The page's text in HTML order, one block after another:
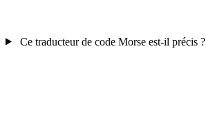
Ce traducteur de code Morse est-il précis ?